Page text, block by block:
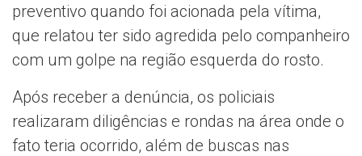
preventivo quando foi acionada pela vítima,
que relatou ter sido agredida pelo companheiro
com um golpe na região esquerda do rosto.
Após receber a denúncia, os policiais
realizaram diligências e rondas na área onde o
fato teria ocorrido, além de buscas nas